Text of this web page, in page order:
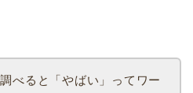
べると「やばい」ってワー